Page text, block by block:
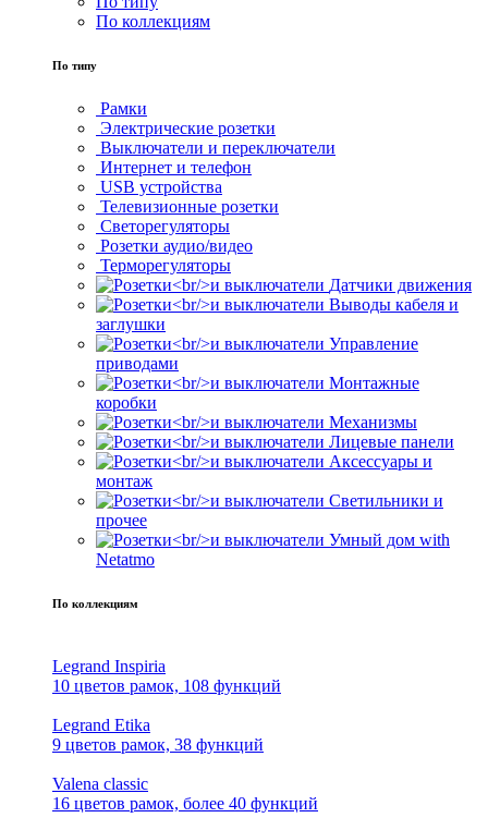
По коллекциям
По типу
Рамки
Электрические розетки
Выключатели и переключатели
Интернет и телефон
USB устройства
Телевизионные розетки
Светорегуляторы
Розетки аудио/видео
Терморегуляторы
Датчики движения
Выводы кабеля и
заглушки
Управление
приводами
Монтажные
коробки
Механизмы
Лицевые панели
Аксессуары и
монтаж
Светильники и
прочее
Умный дом with
Netatmo
По коллекциям
Legrand Inspiria
10 цветов рамок, 108 функций
Legrand Etika
9 цветов рамок, 38 функций
Valena classic
16 цветов рамок, более 40 функций